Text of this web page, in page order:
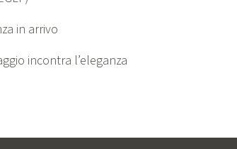
in arrivo
incontra l’eleganza